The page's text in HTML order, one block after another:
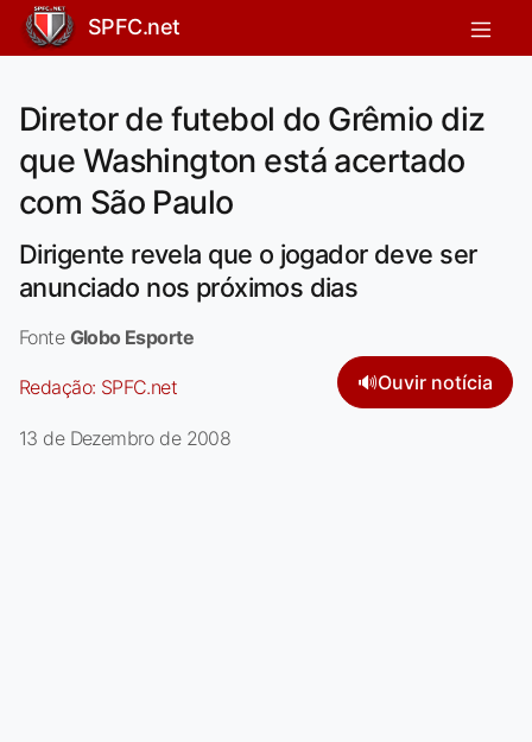
SPFC.net
Diretor de futebol do Grêmio diz
que Washington está acertado
com São Paulo
Dirigente revela que o jogador deve ser
anunciado nos próximos dias
Fonte Globo Esporte
Redação: SPFC.net 🔊Ouvir notícia
13 de Dezembro de 2008